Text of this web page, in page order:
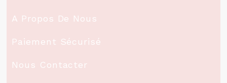
A Propos De Nous
Paiement Sécurisé
Nous Contacter